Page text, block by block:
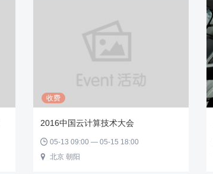
收费
2016中国云计算技术大会
 05-13 09:00 — 05-15 18:00
 北京 朝阳